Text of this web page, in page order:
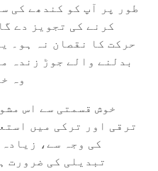
طور پر آپ کو کندھے کی
کرنے کی تجویز دے
حرکت کا نقصان نہ ہو۔
بدلنے والے جوڑ زندہ
وہ
خوش قسمتی سے اس
ترقی اور ترکی میں
کی وجہ سے،
تبدیلی کی ضرورت